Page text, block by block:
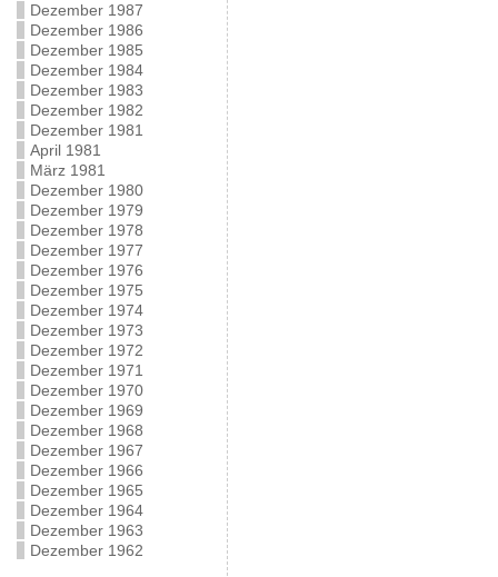
Dezember 1987
Dezember 1986
Dezember 1985
Dezember 1984
Dezember 1983
Dezember 1982
Dezember 1981
April 1981
März 1981
Dezember 1980
Dezember 1979
Dezember 1978
Dezember 1977
Dezember 1976
Dezember 1975
Dezember 1974
Dezember 1973
Dezember 1972
Dezember 1971
Dezember 1970
Dezember 1969
Dezember 1968
Dezember 1967
Dezember 1966
Dezember 1965
Dezember 1964
Dezember 1963
Dezember 1962